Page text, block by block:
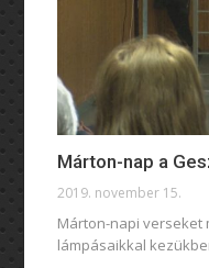
Márton-nap a
2019. november 15.
Márton-napi verseket
lámpásaikkal